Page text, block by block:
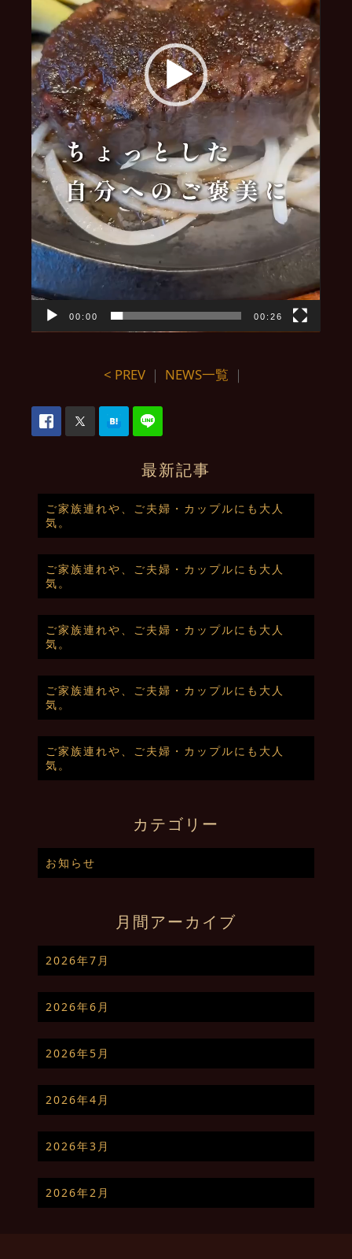
00:00 00:26
< PREV ｜ NEWS一覧 ｜
最新記事
ご家族連れや、ご夫婦・カップルにも大人
気。
ご家族連れや、ご夫婦・カップルにも大人
気。
ご家族連れや、ご夫婦・カップルにも大人
気。
ご家族連れや、ご夫婦・カップルにも大人
気。
ご家族連れや、ご夫婦・カップルにも大人
気。
カテゴリー
お知らせ
月間アーカイブ
2026年7月
2026年6月
2026年5月
2026年4月
2026年3月
2026年2月